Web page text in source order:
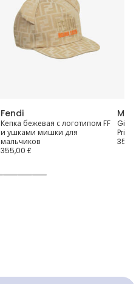
Fendi
Кепка бежевая с логотипом FF
и ушками мишки для
мальчиков
355,00 £
Molo
Girls
Print
35,00